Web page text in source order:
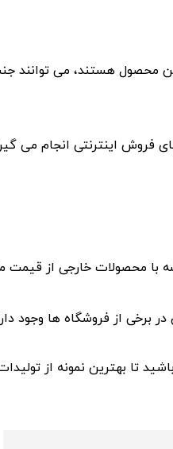
محصول هستند، می توانند
اینترنتی انجام می
با محصولات خارجی از قیمت
برخی از فروشگاه ها وجود
تا بهترین نمونه از